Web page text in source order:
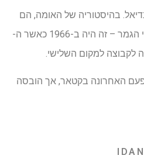
בהיסטוריה של האומה, הם
הגיעו רק פעם אחת לשלב חצי הגמר – זה היה ב-1966 כאשר ה-
האחרונה בקטאר, אך הובסה